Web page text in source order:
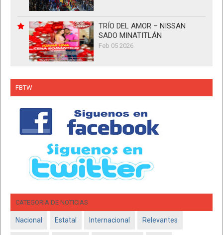
TRÍO DEL AMOR – NISSAN
SADO MINATITLÁN
Feb 05 2026
FBTW
CATEGORIA DE NOTICIAS
Nacional Estatal Internacional Relevantes